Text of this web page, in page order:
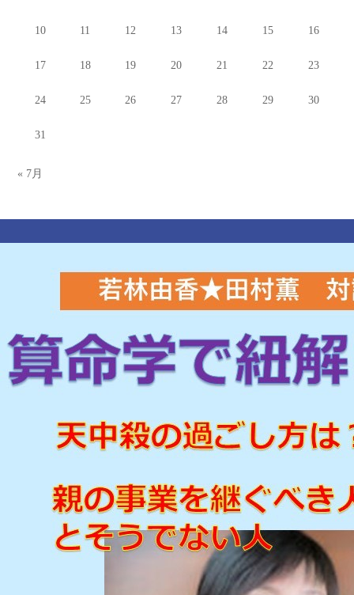
10 11 12 13 14 15 16
17 18 19 20 21 22 23
24 25 26 27 28 29 30
31
« 7月